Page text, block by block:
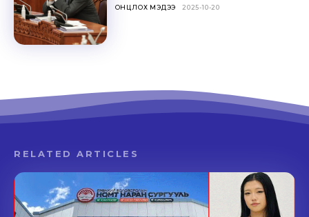
ОНЦЛОХ МЭДЭЭ 2025-10-20
RELATED ARTICLES